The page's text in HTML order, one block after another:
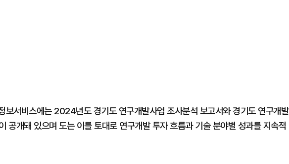
보서비스에는 2024년도 경기도 연구개발사업 조사분석 보고서와 경기도 연구개발
공개돼 있으며 도는 이를 토대로 연구개발 투자 흐름과 기술 분야별 성과를 지속적